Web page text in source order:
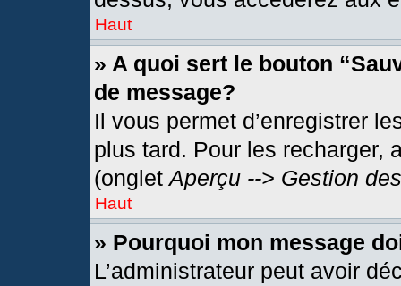
Haut
» A quoi sert le bouton
de message?
Il vous permet d’enregistrer
plus tard. Pour les recharger,
(ongletAperçu --> Gestion
Haut
» Pourquoi mon message
L’administrateur peut avoir